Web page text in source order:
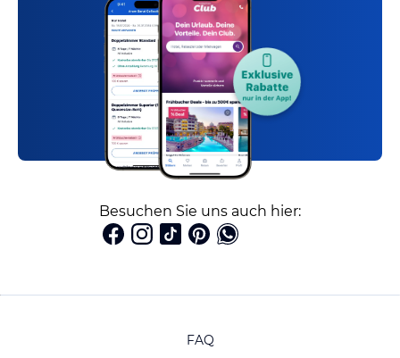
Besuchen Sie uns auch hier:
FAQ